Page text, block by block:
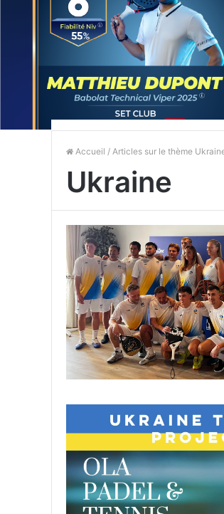
Accueil / Articles sur le thème
Ukraine